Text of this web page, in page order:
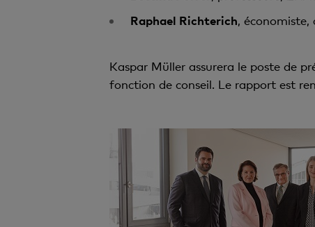
Raphael Richterich,
Kaspar Müller assurera le poste de
fonction de conseil. Le rapport est